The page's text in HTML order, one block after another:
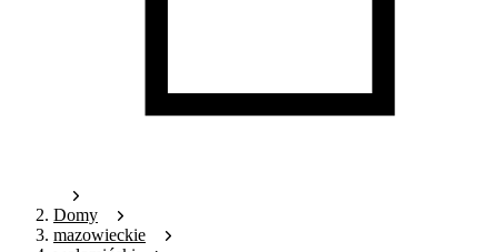
Domy
mazowieckie